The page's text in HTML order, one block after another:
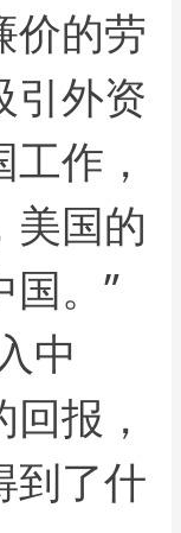
价的劳
引外资
作，
美国的
。”
中
报，
到了什